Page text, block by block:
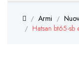
Armi
Hatsan bt65-sb